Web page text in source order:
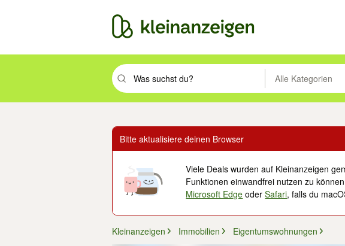
Suchbegriff eingeben. Eingabetaste drücken um zu suchen,
Alle Kategorien
Bitte aktualisiere deinen Browser
Viele Deals wurden auf Kleinanzeigen
Funktionen einwandfrei nutzen zu
Microsoft Edge oderSafari, falls du
Kleinanzeigen Immobilien Eigentumswohnungen